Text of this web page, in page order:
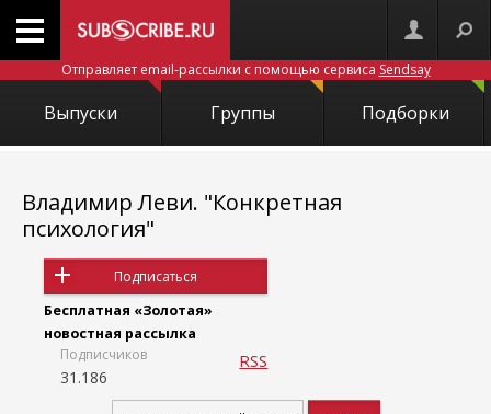
Отправляет email-рассылки с помощью сервиса Sendsay
Выпуски Группы Подборки
Владимир Леви. "Конкретная
психология"
Подписаться
Бесплатная «Золотая»
новостная рассылка
Подписчиков
31.186
RSS